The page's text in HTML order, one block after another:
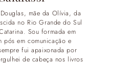
mãe da Olívia, da
no Rio Grande do Sul
Sou formada em
pós em comunicação e
fui apaixonada por
de cabeça nos livros